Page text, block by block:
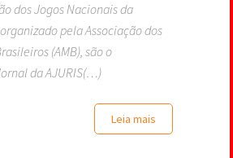
dos Jogos Nacionais da
pela Associação dos
(AMB), são o
da AJURIS(…)
Leia mais